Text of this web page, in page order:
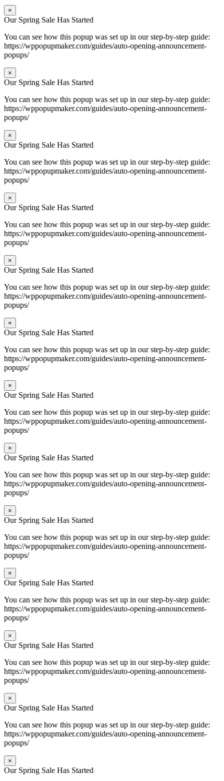
×
Our Spring Sale Has Started
You can see how this popup was set up in our step-by-step guide:
https://wppopupmaker.com/guides/auto-opening-announcement-
popups/
×
Our Spring Sale Has Started
You can see how this popup was set up in our step-by-step guide:
https://wppopupmaker.com/guides/auto-opening-announcement-
popups/
×
Our Spring Sale Has Started
You can see how this popup was set up in our step-by-step guide:
https://wppopupmaker.com/guides/auto-opening-announcement-
popups/
×
Our Spring Sale Has Started
You can see how this popup was set up in our step-by-step guide:
https://wppopupmaker.com/guides/auto-opening-announcement-
popups/
×
Our Spring Sale Has Started
You can see how this popup was set up in our step-by-step guide:
https://wppopupmaker.com/guides/auto-opening-announcement-
popups/
×
Our Spring Sale Has Started
You can see how this popup was set up in our step-by-step guide:
https://wppopupmaker.com/guides/auto-opening-announcement-
popups/
×
Our Spring Sale Has Started
You can see how this popup was set up in our step-by-step guide:
https://wppopupmaker.com/guides/auto-opening-announcement-
popups/
×
Our Spring Sale Has Started
You can see how this popup was set up in our step-by-step guide:
https://wppopupmaker.com/guides/auto-opening-announcement-
popups/
×
Our Spring Sale Has Started
You can see how this popup was set up in our step-by-step guide:
https://wppopupmaker.com/guides/auto-opening-announcement-
popups/
×
Our Spring Sale Has Started
You can see how this popup was set up in our step-by-step guide:
https://wppopupmaker.com/guides/auto-opening-announcement-
popups/
×
Our Spring Sale Has Started
You can see how this popup was set up in our step-by-step guide:
https://wppopupmaker.com/guides/auto-opening-announcement-
popups/
×
Our Spring Sale Has Started
You can see how this popup was set up in our step-by-step guide:
https://wppopupmaker.com/guides/auto-opening-announcement-
popups/
×
Our Spring Sale Has Started